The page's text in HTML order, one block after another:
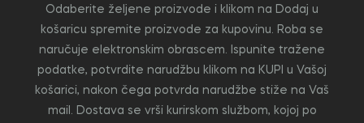
Odaberite željene proizvode i klikom na Dodaj u
košaricu spremite proizvode za kupovinu. Roba se
naručuje elektronskim obrascem. Ispunite tražene
podatke, potvrdite narudžbu klikom na KUPI u Vašoj
košarici, nakon čega potvrda narudžbe stiže na Vaš
mail. Dostava se vrši kurirskom službom, kojoj po